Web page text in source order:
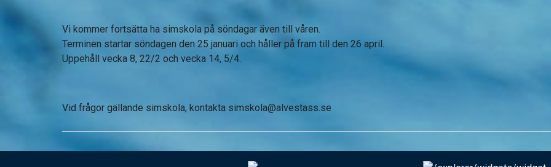
Vi kommer fortsätta ha simskola på söndagar även till våren.
Terminen startar söndagen den 25 januari och håller på fram till den 26 april.
Uppehåll vecka 8, 22/2 och vecka 14, 5/4.
Vid frågor gällande simskola, kontakta simskola@alvestass.se